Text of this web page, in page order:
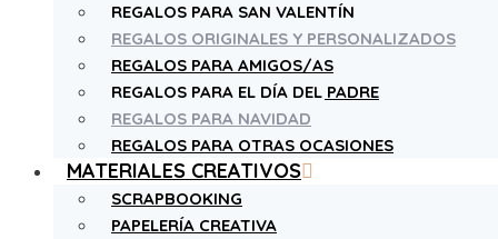
REGALOS PARA SAN VALENTÍN
REGALOS ORIGINALES Y PERSONALIZADOS
REGALOS PARA AMIGOS/AS
REGALOS PARA EL DÍA DEL PADRE
REGALOS PARA NAVIDAD
REGALOS PARA OTRAS OCASIONES
MATERIALES CREATIVOS
SCRAPBOOKING
PAPELERÍA CREATIVA